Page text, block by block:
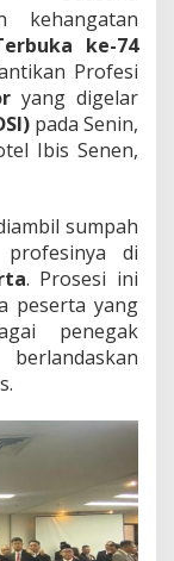
kehangatan
ke-74
Profesi
yang digelar
pada Senin,
Ibis Senen,
sumpah
di
. Prosesi ini
peserta yang
penegak